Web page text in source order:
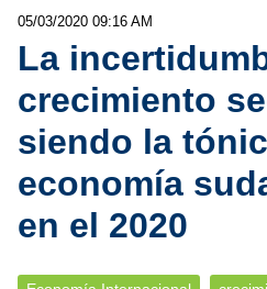
05/03/2020 09:16 AM
La
crecimiento
siendo la
economía
en el 2020